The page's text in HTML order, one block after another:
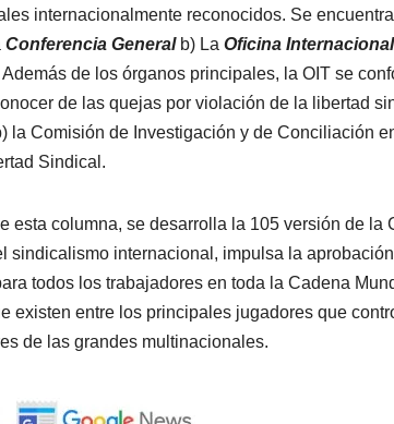
internacionalmente reconocidos. Se
Conferencia Generalb) La Oficina
Además de los órganos principales, la OIT se
de las quejas por violación de la libertad
la Comisión de Investigación y de Conciliación
Sindical.
esta columna, se desarrolla la 105 versión de la
sindicalismo internacional, impulsa la
todos los trabajadores en toda la Cadena
existen entre los principales jugadores que
de las grandes multinacionales.